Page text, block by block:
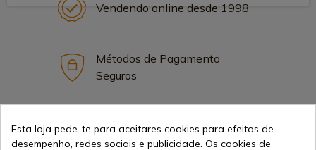
Vendendo online desde 1998
Métodos de Pagamento
Seguros
Frete Internacional
Esta loja pede-te para aceitares cookies para efeitos de
desempenho, redes sociais e publicidade. Os cookies de